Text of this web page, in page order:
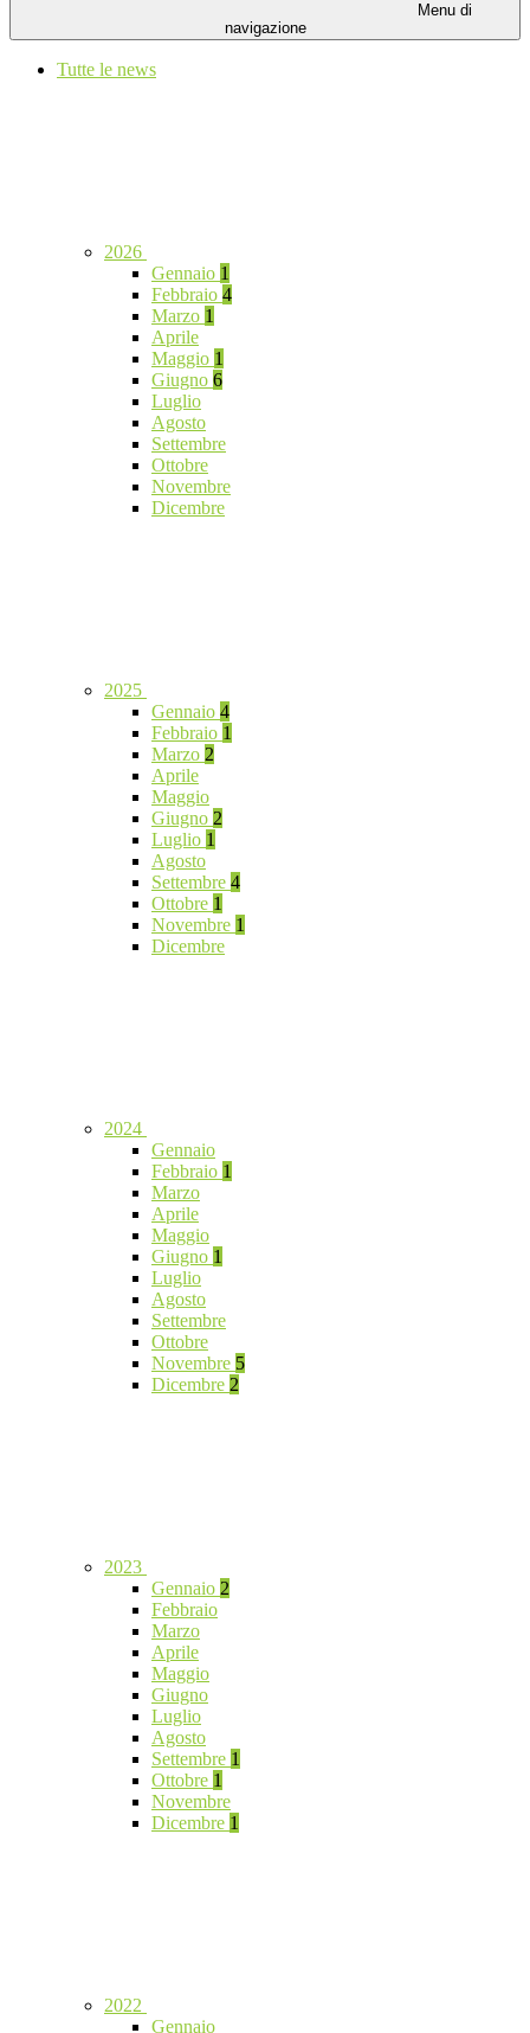
Menu di
navigazione
Tutte le news
2026
Gennaio 1
Febbraio 4
Marzo 1
Aprile
Maggio 1
Giugno 6
Luglio
Agosto
Settembre
Ottobre
Novembre
Dicembre
2025
Gennaio 4
Febbraio 1
Marzo 2
Aprile
Maggio
Giugno 2
Luglio 1
Agosto
Settembre 4
Ottobre 1
Novembre 1
Dicembre
2024
Gennaio
Febbraio 1
Marzo
Aprile
Maggio
Giugno 1
Luglio
Agosto
Settembre
Ottobre
Novembre 5
Dicembre 2
2023
Gennaio 2
Febbraio
Marzo
Aprile
Maggio
Giugno
Luglio
Agosto
Settembre 1
Ottobre 1
Novembre
Dicembre 1
2022
Gennaio